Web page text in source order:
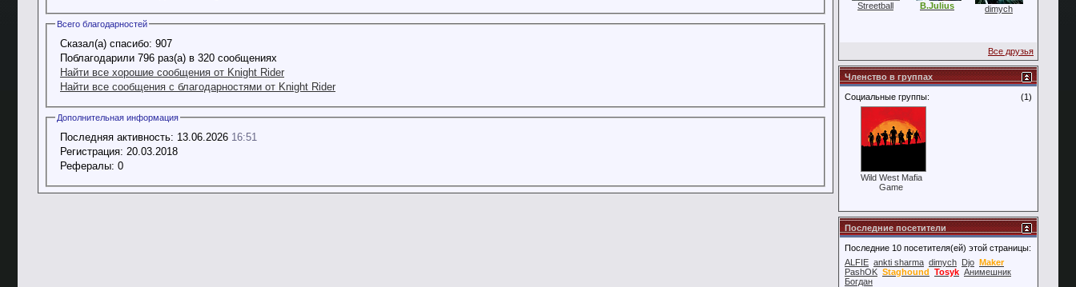
Всего благодарностей
Сказал(а) спасибо: 907
Поблагодарили 796 раз(а) в 320 сообщениях
Найти все хорошие сообщения от Knight Rider
Найти все сообщения с благодарностями от Knight Rider
Дополнительная информация
Последняя активность: 13.06.2026 16:51
Регистрация: 20.03.2018
Рефералы: 0
Streetball B.Julius dimych
Все друзья
Членство в группах
(1)
Социальные группы:
Wild West Mafia
Game
Последние посетители
Последние 10 посетителя(ей) этой страницы:
ALFIE ankti sharma dimych Djo Maker
PashOK Staghound Tosyk Анимешник
Богдан